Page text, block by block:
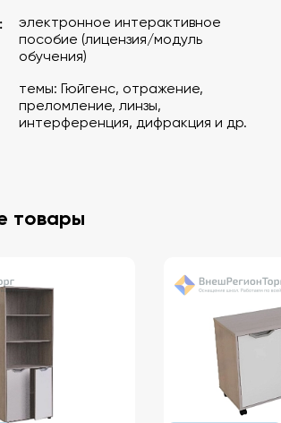
глаз как оптическая система
иллюзии
волн
и ослабление волн
Получение когерентных источников
электронное интерактивное
пособие (лицензия/модуль
обучения)
темы: Гюйгенс, отражение,
преломление, линзы,
интерференция, дифракция и др.
товары